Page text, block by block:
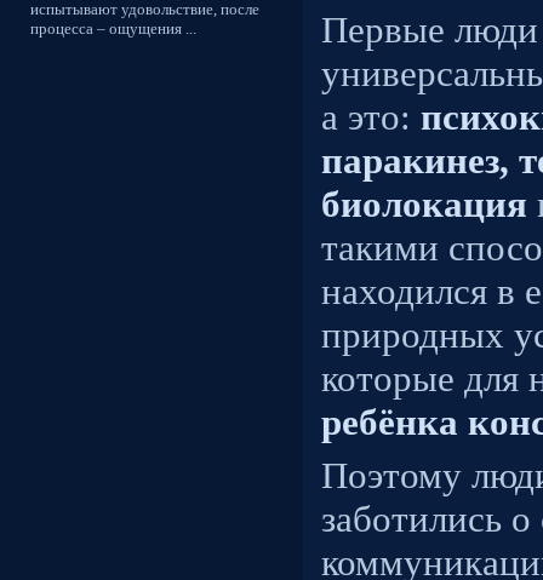
испытывают удовольствие, после
процесса – ощущения ...
Первые люди
а это:
паракинез,
биолокация
такими
находился в
природных
которые для
ребёнка
Поэтому
заботились